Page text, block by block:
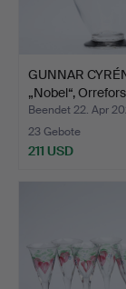
GUNNAR
„Nobel“,
Beendet 22. Apr
23 Gebote
211 USD